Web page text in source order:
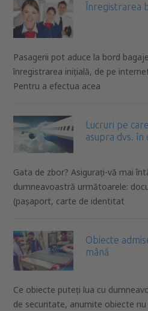
Înregistrarea
Pasagerii pot aduce la bord
înregistrarea inițială, de pe
Pentru a efectua acea
Lucruri pe
asupra dvs. în
Gata de zbor? Asigurați-vă mai
dumneavoastră următoarele:
(pașaport, carte de identitat
Obiecte
mână
Ce obiecte puteți lua cu
de securitate, anumite obiecte